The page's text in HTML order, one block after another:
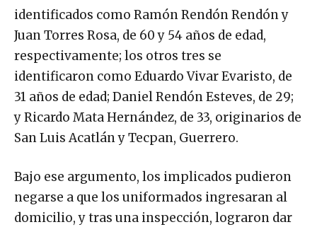
identificados como Ramón Rendón Rendón y
Juan Torres Rosa, de 60 y 54 años de edad,
respectivamente; los otros tres se
identificaron como Eduardo Vivar Evaristo, de
31 años de edad; Daniel Rendón Esteves, de 29;
y Ricardo Mata Hernández, de 33, originarios de
San Luis Acatlán y Tecpan, Guerrero.
Bajo ese argumento, los implicados pudieron
negarse a que los uniformados ingresaran al
domicilio, y tras una inspección, lograron dar